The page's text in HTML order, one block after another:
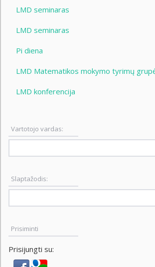
LMD seminaras
LMD seminaras
Pi diena
LMD Matematikos mokymo tyrimų
LMD konferencija
Vartotojo vardas:
Slaptažodis:
Prisiminti
Prisijungti su: